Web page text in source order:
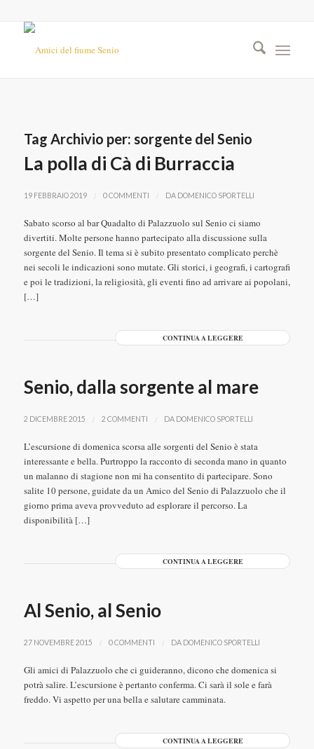
Tag Archivio per: sorgente del Senio
La polla di Cà di Burraccia
19 FEBBRAIO 2019 / 0 COMMENTI / DA DOMENICO SPORTELLI
Sabato scorso al bar Quadalto di Palazzuolo sul Senio ci siamo
divertiti. Molte persone hanno partecipato alla discussione sulla
sorgente del Senio. Il tema si è subito presentato complicato perchè
nei secoli le indicazioni sono mutate. Gli storici, i geografi, i cartografi
e poi le tradizioni, la religiosità, gli eventi fino ad arrivare ai popolani,
[…]
CONTINUA A LEGGERE
Senio, dalla sorgente al mare
2 DICEMBRE 2015 / 2 COMMENTI / DA DOMENICO SPORTELLI
L’escursione di domenica scorsa alle sorgenti del Senio è stata
interessante e bella. Purtroppo la racconto di seconda mano in quanto
un malanno di stagione non mi ha consentito di partecipare. Sono
salite 10 persone, guidate da un Amico del Senio di Palazzuolo che il
giorno prima aveva provveduto ad esplorare il percorso. La
disponibilità […]
CONTINUA A LEGGERE
Al Senio, al Senio
27 NOVEMBRE 2015 / 0 COMMENTI / DA DOMENICO SPORTELLI
Gli amici di Palazzuolo che ci guideranno, dicono che domenica si
potrà salire. L’escursione è pertanto conferma. Ci sarà il sole e farà
freddo. Vi aspetto per una bella e salutare camminata.
CONTINUA A LEGGERE